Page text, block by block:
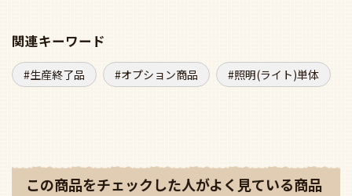
関連キーワード
生産終了品 オプション商品 照明(ライト)単体
この商品をチェックした人がよく見ている商品